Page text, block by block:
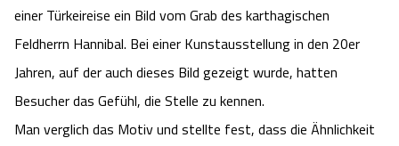
Last Minute
Anreise
Kataloge
HeideSpezialitäten
Unterkünfte
Snow World Bispingen
Ralf Schumacher Kart & Bowl
Veranstaltungen & Führungen Celle
einer Türkeireise ein Bild vom Grab des karthagischen
Feldherrn Hannibal. Bei einer Kunstausstellung in den 20er
Jahren, auf der auch dieses Bild gezeigt wurde, hatten
Besucher das Gefühl, die Stelle zu kennen.
Man verglich das Motiv und stellte fest, dass die Ähnlichkeit